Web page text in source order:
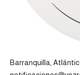
Barranquilla,